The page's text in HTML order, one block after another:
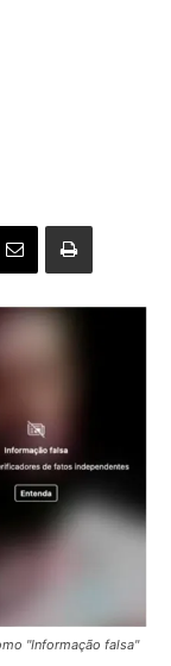
"Informação falsa"